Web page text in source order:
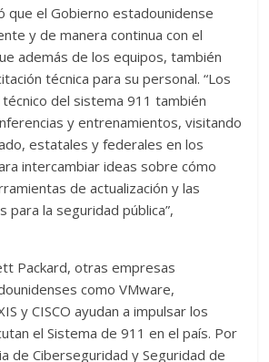
que el Gobierno estadounidense
y de manera continua con el
además de los equipos, también
técnica para su personal. “Los
del sistema 911 también
y entrenamientos, visitando
estatales y federales en los
intercambiar ideas sobre cómo
de actualización y las
para la seguridad pública”,
Packard, otras empresas
como VMware,
y CISCO ayudan a impulsar los
el Sistema de 911 en el país. Por
de Ciberseguridad y Seguridad de